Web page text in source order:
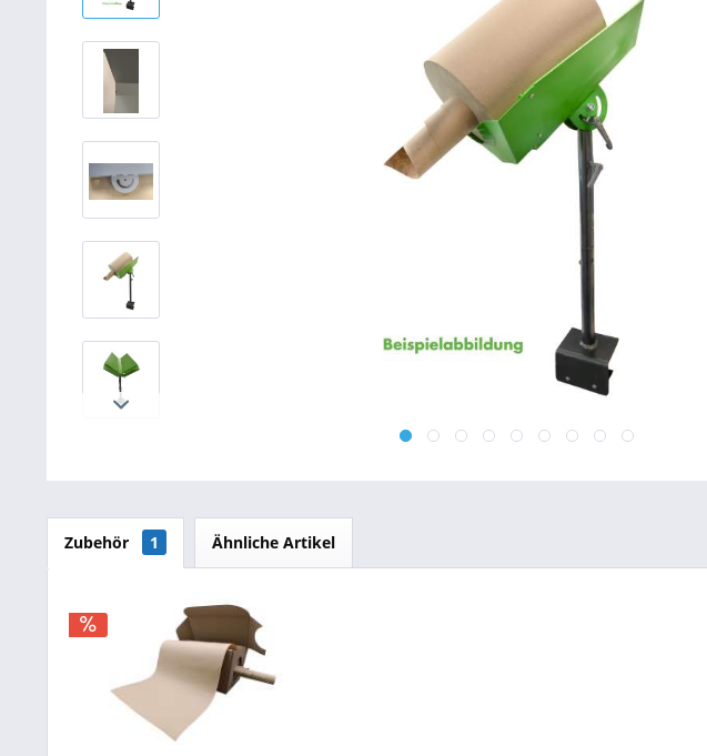
Betriebsausstattung & Lagerausstattung
Tragetaschen & Geschenkverpackungen
Bürobedarf
SALE %
Zubehör 1 Ähnliche Artikel